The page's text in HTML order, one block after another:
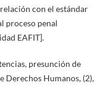
con el estándar
proceso penal
EAFIT].
presunción de
Derechos Humanos, (2),